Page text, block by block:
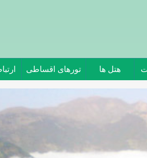
هتل ها تورهای اقساطی